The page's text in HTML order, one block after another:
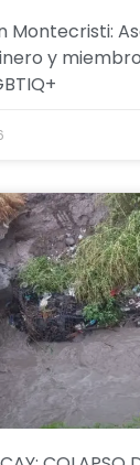
Montecristi:
y